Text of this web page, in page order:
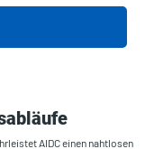
AIDC einen nahtlosen